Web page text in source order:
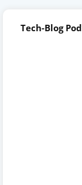
Tech-Blog